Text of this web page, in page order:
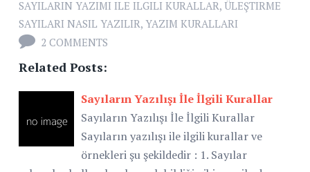
SAYILARIN YAZIMI ILE ILGILI KURALLAR, ÜLEŞTIRME
SAYILARI NASIL YAZILIR, YAZIM KURALLARI
2 COMMENTS
Related Posts:
Sayıların Yazılışı İle İlgili Kurallar
Sayıların Yazılışı İle İlgili Kurallar
Sayıların yazılışı ile ilgili kurallar ve
örnekleri şu şekildedir : 1. Sayılar